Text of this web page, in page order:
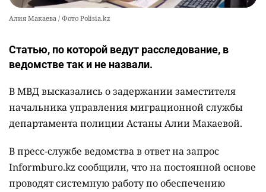
Алия Макаева / Фото Polisia.kz
Статью, по которой ведут расследование, в
ведомстве так и не назвали.
В МВД высказались о задержании заместителя
начальника управления миграционной службы
департамента полиции Астаны Алии Макаевой.
В пресс-службе ведомства в ответ на запрос
Informburo.kz сообщили, что на постоянной основе
проводят системную работу по обеспечению